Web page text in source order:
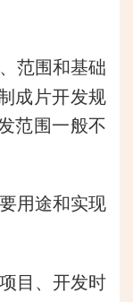
范围和基础
成片开发规
范围一般不
用途和实现
目、开发时